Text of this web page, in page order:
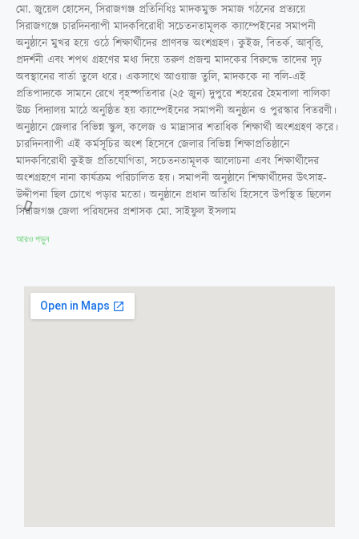
মো. জুয়েল হোসেন, সিরাজগঞ্জ প্রতিনিধিঃ মাদকমুক্ত সমাজ গঠনের প্রত্যয়ে
সিরাজগঞ্জে চারদিনব্যাপী মাদকবিরোধী সচেতনতামূলক ক্যাম্পেইনের সমাপনী
অনুষ্ঠানে মুখর হয়ে ওঠে শিক্ষার্থীদের প্রাণবন্ত অংশগ্রহণ। কুইজ, বিতর্ক, আবৃত্তি,
প্রদর্শনী এবং শপথ গ্রহণের মধ্য দিয়ে তরুণ প্রজন্ম মাদকের বিরুদ্ধে তাদের দৃঢ়
অবস্থানের বার্তা তুলে ধরে। একসাথে আওয়াজ তুলি, মাদককে না বলি-এই
প্রতিপাদ্যকে সামনে রেখে বৃহস্পতিবার (২৫ জুন) দুপুরে শহরের হৈমবালা বালিকা
উচ্চ বিদ্যালয় মাঠে অনুষ্ঠিত হয় ক্যাম্পেইনের সমাপনী অনুষ্ঠান ও পুরস্কার বিতরণী।
অনুষ্ঠানে জেলার বিভিন্ন স্কুল, কলেজ ও মাদ্রাসার শতাধিক শিক্ষার্থী অংশগ্রহণ করে।
চারদিনব্যাপী এই কর্মসূচির অংশ হিসেবে জেলার বিভিন্ন শিক্ষাপ্রতিষ্ঠানে
মাদকবিরোধী কুইজ প্রতিযোগিতা, সচেতনতামূলক আলোচনা এবং শিক্ষার্থীদের
অংশগ্রহণে নানা কার্যক্রম পরিচালিত হয়। সমাপনী অনুষ্ঠানে শিক্ষার্থীদের উৎসাহ-
উদ্দীপনা ছিল চোখে পড়ার মতো। অনুষ্ঠানে প্রধান অতিথি হিসেবে উপস্থিত ছিলেন
সিরাজগঞ্জ জেলা পরিষদের প্রশাসক মো. সাইফুল ইসলাম
আরও পড়ুন